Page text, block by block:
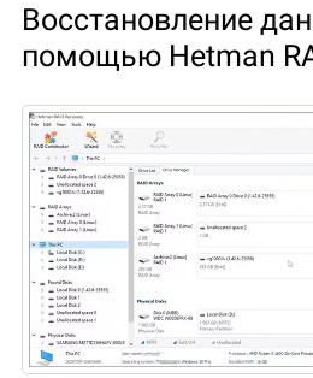
Восстановление
помощью Hetman